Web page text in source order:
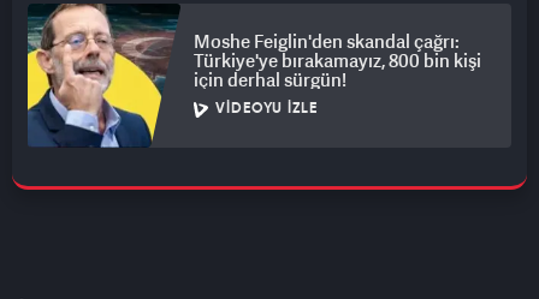
Moshe Feiglin'den skandal çağrı:
Türkiye'ye bırakamayız, 800 bin kişi
için derhal sürgün!
VIDEOYU İZLE